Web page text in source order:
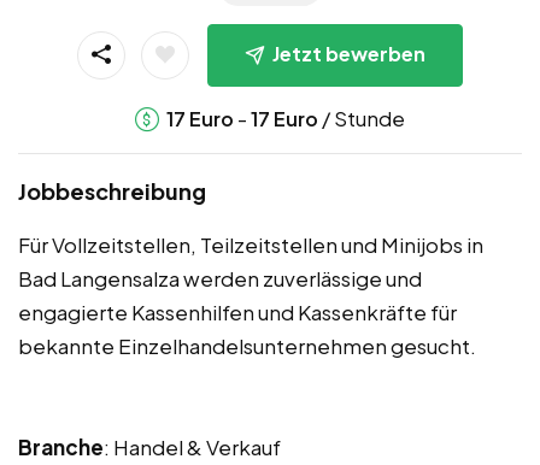
Jetzt bewerben
17 Euro -17 Euro / Stunde
Jobbeschreibung
Für Vollzeitstellen, Teilzeitstellen und Minijobs in
Bad Langensalza werden zuverlässige und
engagierte Kassenhilfen und Kassenkräfte für
bekannte Einzelhandelsunternehmen gesucht.
Branche: Handel & Verkauf